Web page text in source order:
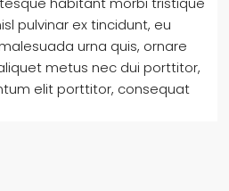
pulvinar ex tincidunt, eu
urna quis, ornare
metus nec dui porttitor,
elit porttitor, consequat